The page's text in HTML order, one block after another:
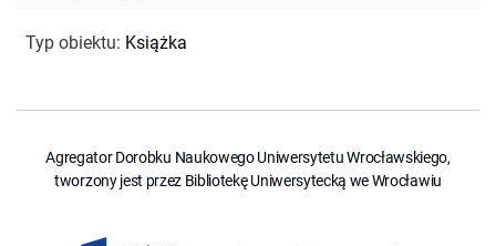
Typ obiektu: Książka
Agregator Dorobku Naukowego Uniwersytetu Wrocławskiego,
tworzony jest przez Bibliotekę Uniwersytecką we Wrocławiu